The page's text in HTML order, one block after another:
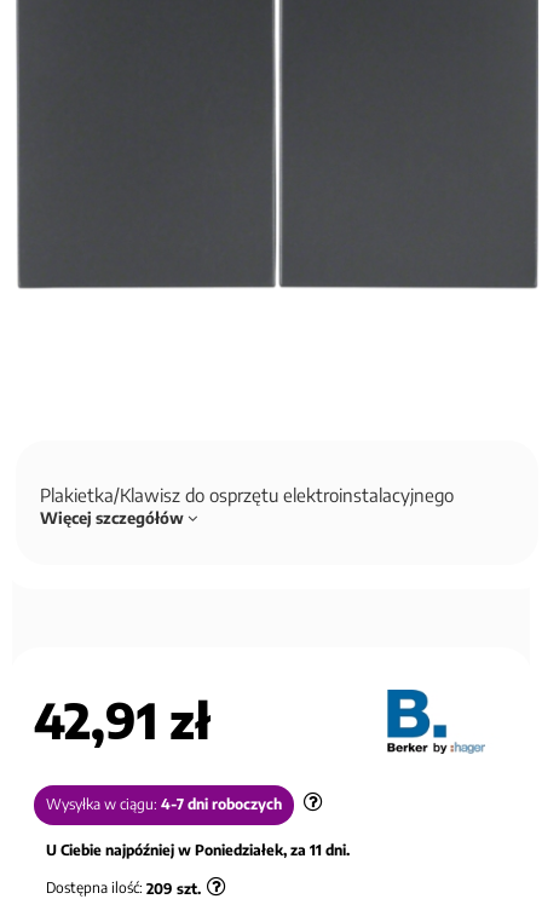
Plakietka/Klawisz do osprzętu elektroinstalacyjnego
Więcej szczegółów
42,91 zł
Wysyłka w ciągu: 4-7 dni roboczych
U Ciebie najpóźniej w Poniedziałek, za 11 dni.
Dostępna ilość: 209 szt.